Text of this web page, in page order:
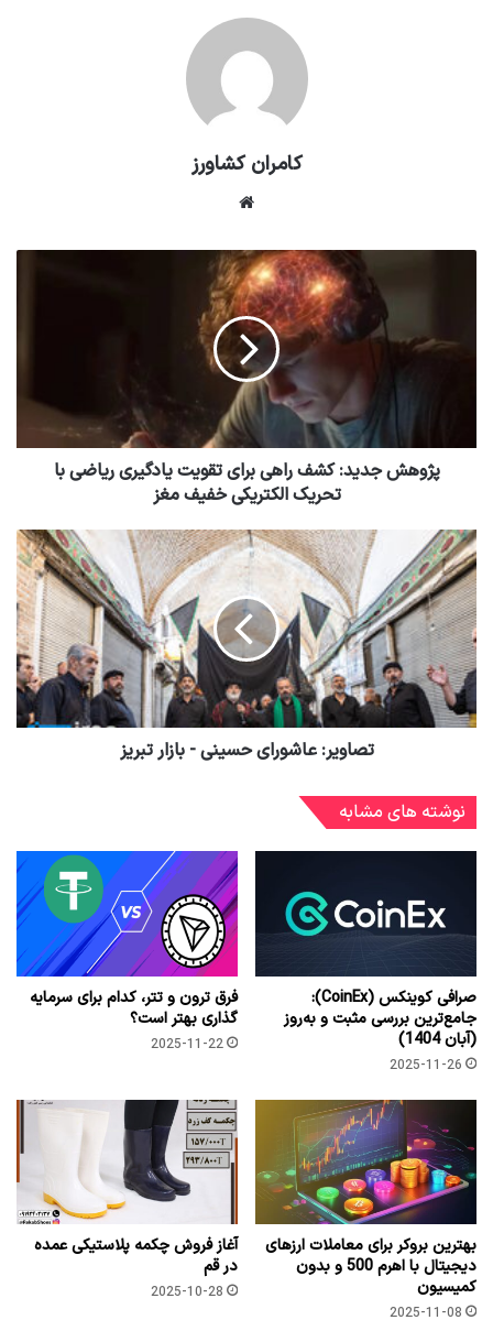
کامران کشاورز
پژوهش جدید: کشف راهی برای تقویت یادگیری ریاضی با
تحریک الکتریکی خفیف مغز
تصاویر: عاشورای حسینی - بازار تبریز
نوشته های مشابه
صرافی کوینکس (CoinEx):
جامع‌ترین بررسی مثبت و به‌روز
(آبان 1404)
2025-11-26
فرق ترون و تتر، کدام برای سرمایه
گذاری بهتر است؟
2025-11-22
بهترین بروکر برای معاملات ارزهای
دیجیتال با اهرم 500 و بدون
کمیسیون
2025-11-08
آغاز فروش چکمه پلاستیکی عمده
در قم
2025-10-28